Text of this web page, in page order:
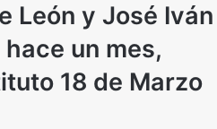
León y José Iván
un mes,
18 de Marzo